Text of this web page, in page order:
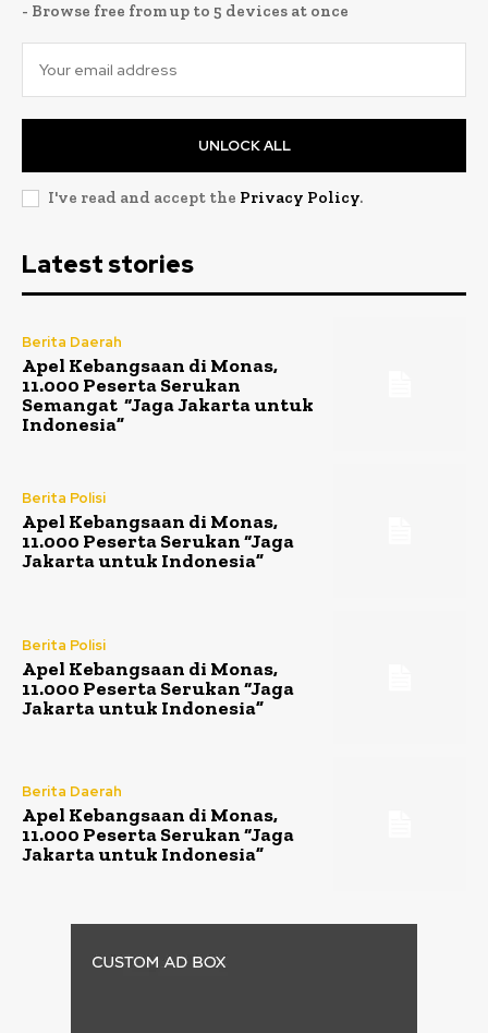
- Browse free from up to 5 devices at once
UNLOCK ALL
I've read and accept the Privacy Policy.
Latest stories
Berita Daerah
Apel Kebangsaan di Monas,
11.000 Peserta Serukan
Semangat “Jaga Jakarta untuk
Indonesia”
Berita Polisi
Apel Kebangsaan di Monas,
11.000 Peserta Serukan “Jaga
Jakarta untuk Indonesia”
Berita Polisi
Apel Kebangsaan di Monas,
11.000 Peserta Serukan “Jaga
Jakarta untuk Indonesia”
Berita Daerah
Apel Kebangsaan di Monas,
11.000 Peserta Serukan “Jaga
Jakarta untuk Indonesia”